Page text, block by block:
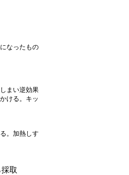
なったもの
まい逆効果
ける。キッ
。加熱しす
取